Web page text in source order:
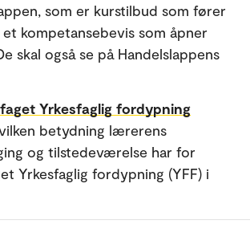
som er kurstilbud som fører
kompetansebevis som åpner
skal også se på Handelslappens
Yrkesfaglig fordypning
betydning lærerens
og tilstedeværelse har for
Yrkesfaglig fordypning (YFF) i